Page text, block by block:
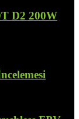
D2 200W